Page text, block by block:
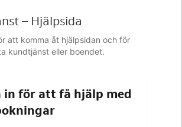
– Hjälpsida
att komma åt hjälpsidan och för
kundtjänst eller boendet.
in för att få hjälp med